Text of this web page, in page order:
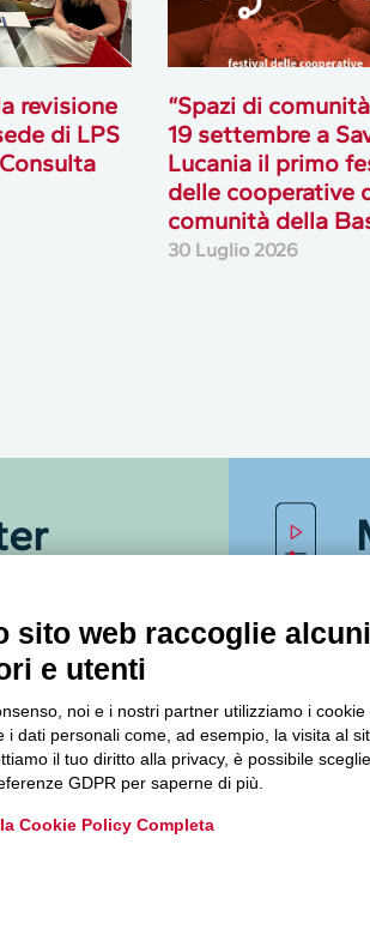
revisione
di LPS
“Spazi di
19 settembre a
Lucania il primo
delle cooperative
comunità della
30 Luglio 2026
aggiornati sul
Guarda i
sito web raccoglie
e utenti
noi e i nostri partner utilizziamo i
i dati personali come, ad esempio, la visita al
il tuo diritto alla privacy, è possibile
GDPR per saperne di più.
Cookie Policy Completa